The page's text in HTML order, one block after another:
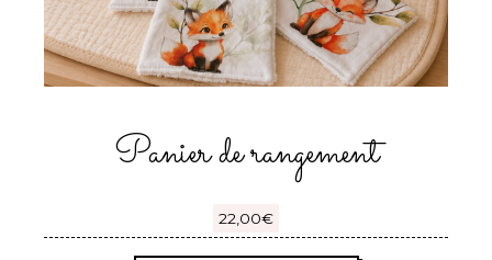
Panier de rangement
22,00€